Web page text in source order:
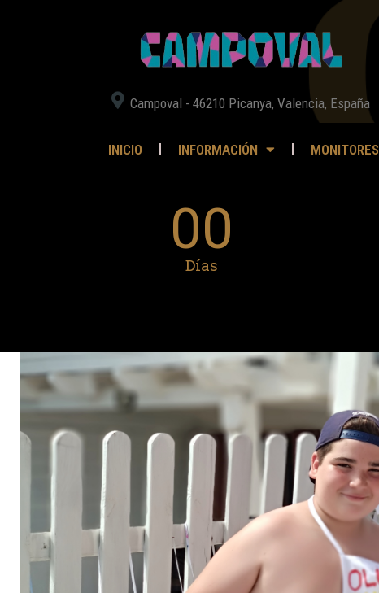
Campoval - 46210 Picanya, Valencia, España
INICIO INFORMACIÓN MONITORES
00
Días